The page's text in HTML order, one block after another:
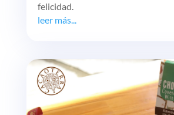
felicidad.
leer más...